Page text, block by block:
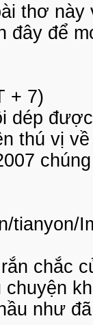
thơ
đây để
+ 7)
dép
thú vị
tianyon/
chắc
như